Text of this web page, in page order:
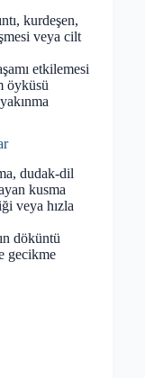
kurdeşen,
veya cilt
etkilemesi
öyküsü
dudak-dil
kusma
veya hızla
döküntü
gecikme